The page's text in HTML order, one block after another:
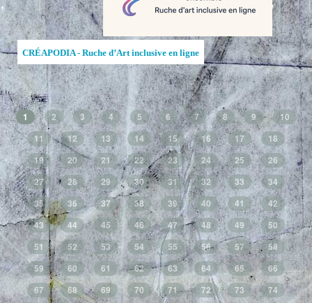
CRÉAPODIA - Ruche d’Art inclusive en ligne
1 2 3 4 5 6 7 8 9
10
11
12 13 14 15 16 17
18
19
20 21 22 23 24 25
26
27
28 29 30 31 32 33
34
35
36 37 38 39 40 41
42
43
44 45 46 47 48 49
50
51
52 53 54 55 56 57
58
59
60 61 62 63 64 65
66
67
68 69 70 71 72 73
74